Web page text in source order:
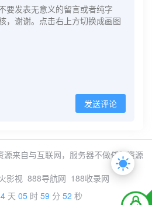
发送评论
源来自与互联网，服务器不做任何资源
影视 888导航网 188收录网
天 05 时 59 分 52 秒